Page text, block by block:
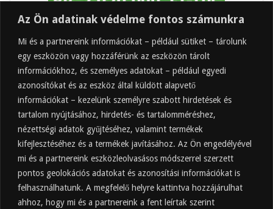
Az Ön adatinak védelme fontos számunkra
Mi és a partnereink információkat – például sütiket – tárolunk
egy eszközön vagy hozzáférünk az eszközön tárolt
információkhoz, és személyes adatokat – például egyedi
azonosítókat és az eszköz által küldött alapvető
információkat – kezelünk személyre szabott hirdetések és
tartalom nyújtásához, hirdetés- és tartalomméréshez,
nézettségi adatok gyűjtéséhez, valamint termékek
kifejlesztéséhez és a termékek javításához. Az Ön engedélyével
mi és a partnereink eszközleolvasásos módszerrel szerzett
pontos geolokációs adatokat és azonosítási információkat is
felhasználhatunk. A megfelelő helyre kattintva hozzájárulhat
ahhoz, hogy mi és a partnereink a fent leírtak szerint
Felkapott
Almaecet mire jó? 21 gyakori felhasználási
terület
2025.10.31.
Almaecet fogyasztása: mikor, mennyit, mivel
hígítva?